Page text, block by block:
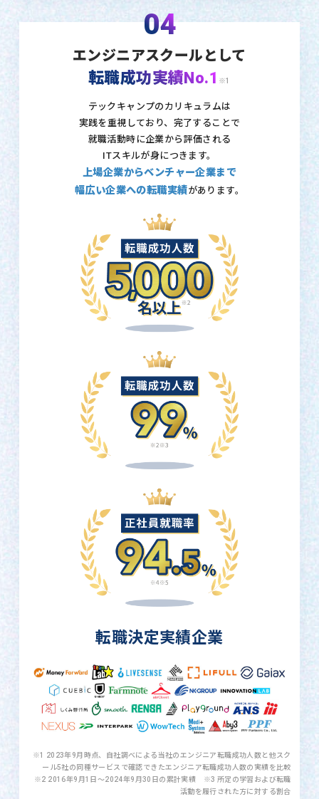
04
エンジニアスクールとして
転職成功実績No.1 ※1
テックキャンプのカリキュラムは
実践を重視しており、 完了することで
就職活動時に企業から評価される
ITスキルが身につきます。
上場企業からベンチャー企業まで
幅広い企業への転職実績があります。
転職決定実績企業
※1 2023年9月時点、自社調べによる当社のエンジニア転職成功人数と他スク
ール5社の同種サービスで確認できたエンジニア転職成功人数の実績を比較
※2 2016年9月1日〜2024年9月30日の累計実績 ※3 所定の学習および転職
活動を履行された方に対する割合